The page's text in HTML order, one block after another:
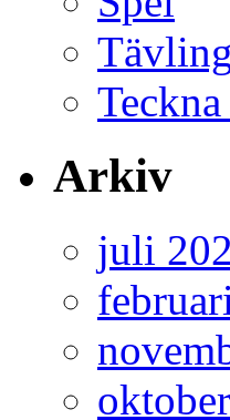
Tävling
Arkiv
juli